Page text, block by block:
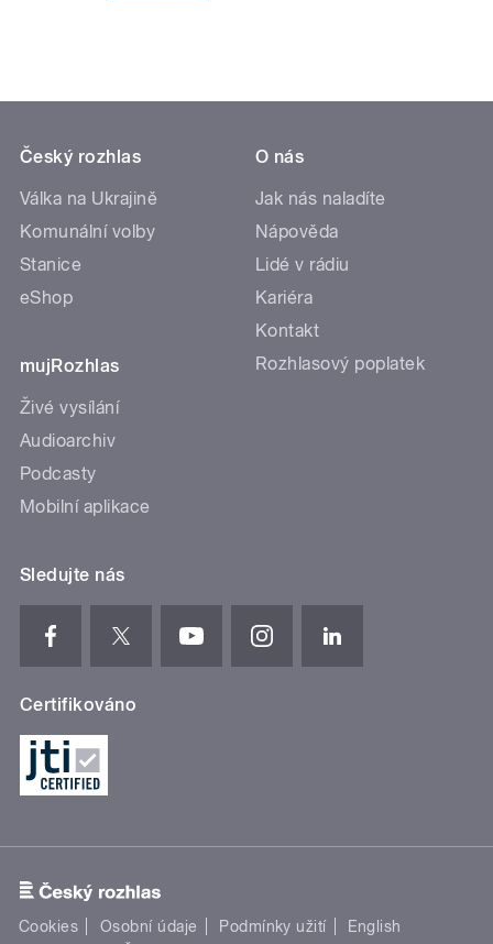
Český rozhlas
Válka na Ukrajině
Komunální volby
Stanice
eShop
mujRozhlas
Živé vysílání
Audioarchiv
Podcasty
Mobilní aplikace
O nás
Jak nás naladíte
Nápověda
Lidé v rádiu
Kariéra
Kontakt
Rozhlasový poplatek
Sledujte nás
Certifikováno
Cookies Osobní údaje Podmínky užití
English